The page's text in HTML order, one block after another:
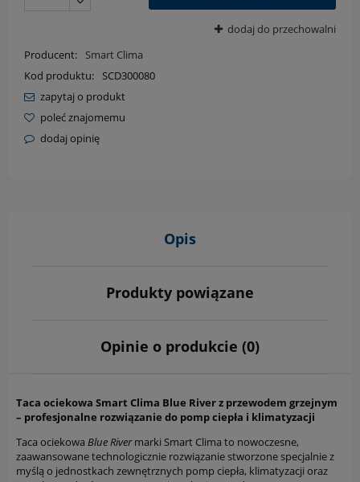
dodaj do przechowalni
Producent:
Smart Clima
Kod produktu:
SCD300080
zapytaj o produkt
poleć znajomemu
dodaj opinię
Opis
Produkty powiązane
Opinie o produkcie (0)
Taca ociekowa Smart Clima Blue River z przewodem grzejnym
– profesjonalne rozwiązanie do pomp ciepła i klimatyzacji
Taca ociekowa Blue Rivermarki Smart Clima to nowoczesne,
zaawansowane technologicznie rozwiązanie stworzone specjalnie z
myślą o jednostkach zewnętrznych pomp ciepła, klimatyzacji oraz